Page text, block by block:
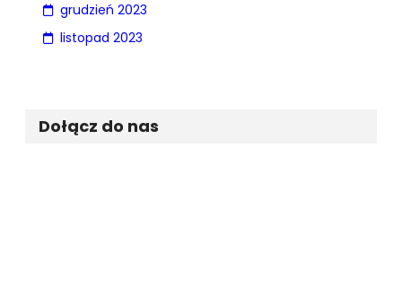
grudzień 2023
listopad 2023
Dołącz do nas